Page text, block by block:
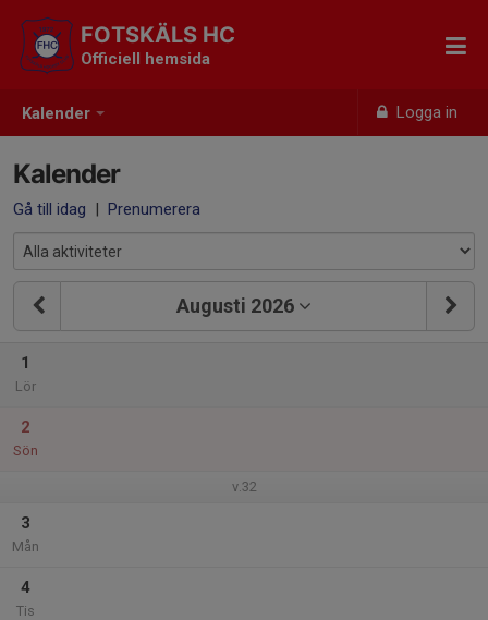
Kalender Logga in
FOTSKÄLS HC
Officiell hemsida
Kalender
Gå till idag | Prenumerera
Augusti 2026
1
Lör
2
Sön
v.32
3
Mån
4
Tis